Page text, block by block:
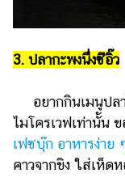
3. ปลากะพงนึ่งซีอิ๊ว
อยากกินเมนูปลา
ไมโครเวฟเท่านั้น
เฟซบุ๊ก อาหารง่าย
คาวจากขิง ใส่เห็ด